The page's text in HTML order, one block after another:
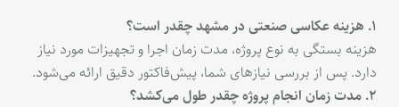
۱. هزینه عکاسی صنعتی در مشهد چقدر است؟
هزینه بستگی به نوع پروژه، مدت زمان اجرا و تجهیزات مورد نیاز
دارد. پس از بررسی نیازهای شما، پیش‌فاکتور دقیق ارائه می‌شود.
۲. مدت زمان انجام پروژه چقدر طول می‌کشد؟